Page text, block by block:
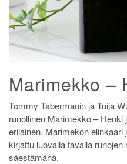
Marimekko –
Tommy Tabermanin ja Tuija
runollinen Marimekko –
erilainen. Marimekon
kirjattu luovalla tavalla
säestämänä.